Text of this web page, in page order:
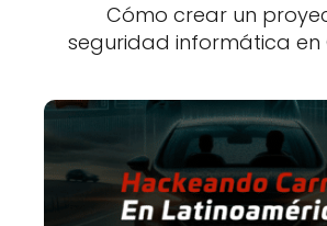
Cómo crear un
seguridad informática en